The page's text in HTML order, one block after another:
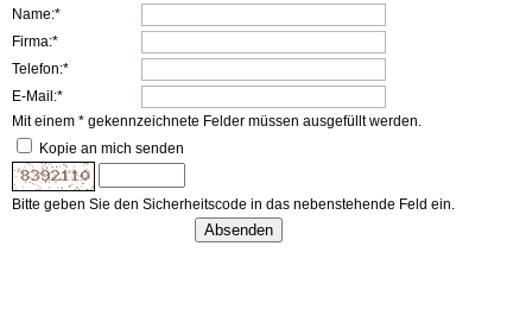
Name:*
Firma:*
Telefon:*
E-Mail:*
Mit einem * gekennzeichnete Felder müssen ausgefüllt werden.
Kopie an mich senden
Bitte geben Sie den Sicherheitscode in das nebenstehende Feld ein.